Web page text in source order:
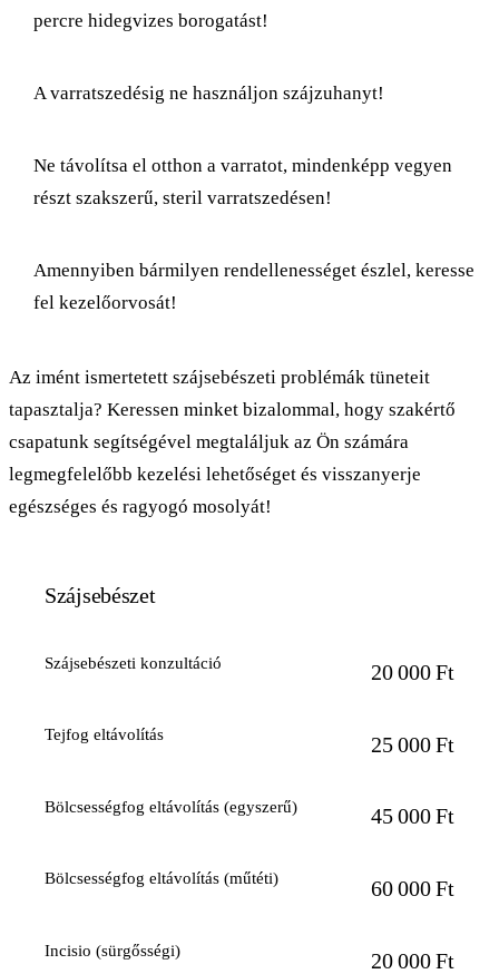
percre hidegvizes borogatást!
A varratszedésig ne használjon szájzuhanyt!
Ne távolítsa el otthon a varratot, mindenképp vegyen
részt szakszerű, steril varratszedésen!
Amennyiben bármilyen rendellenességet észlel, keresse
fel kezelőorvosát!
Az imént ismertetett szájsebészeti problémák tüneteit
tapasztalja? Keressen minket bizalommal, hogy szakértő
csapatunk segítségével megtaláljuk az Ön számára
legmegfelelőbb kezelési lehetőséget és visszanyerje
egészséges és ragyogó mosolyát!
Szájsebészet
Szájsebészeti konzultáció 20 000 Ft
Tejfog eltávolítás 25 000 Ft
Bölcsességfog eltávolítás (egyszerű) 45 000 Ft
Bölcsességfog eltávolítás (műtéti) 60 000 Ft
Incisio (sürgősségi) 20 000 Ft